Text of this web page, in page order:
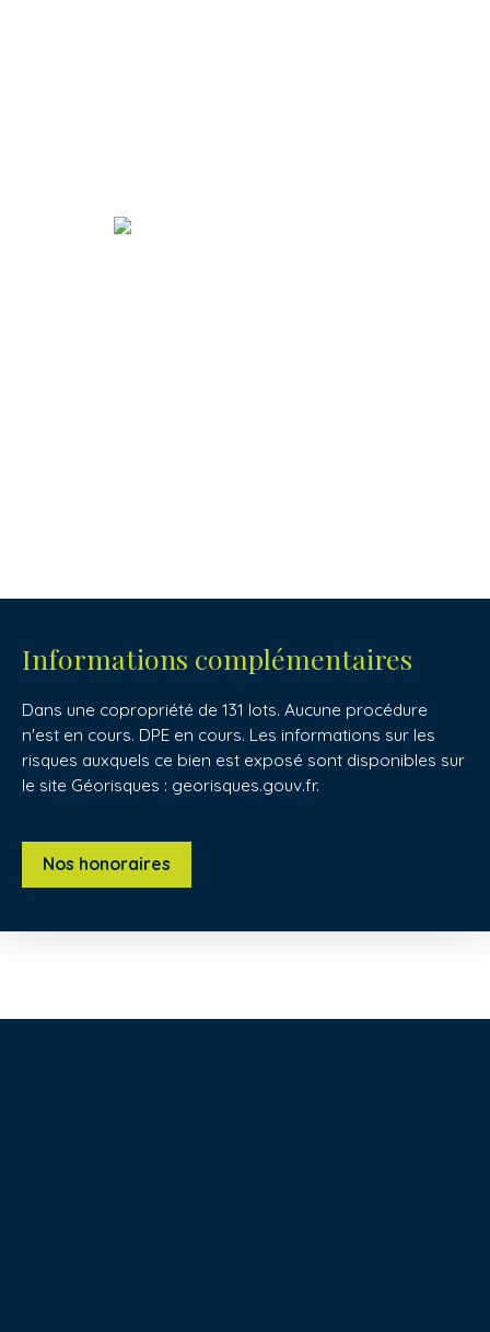
Informations complémentaires
Dans une copropriété de 131 lots. Aucune procédure
n'est en cours. DPE en cours. Les informations sur les
risques auxquels ce bien est exposé sont disponibles sur
le site Géorisques : georisques.gouv.fr.
Nos honoraires